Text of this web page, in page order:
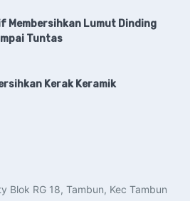
Membersihkan Lumut Dinding
Tuntas
Kerak Keramik
Blok RG 18, Tambun, Kec Tambun